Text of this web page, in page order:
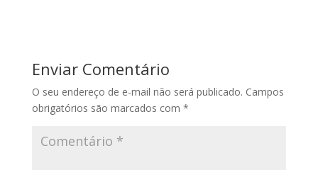
Enviar Comentário
O seu endereço de e-mail não será publicado. Campos
obrigatórios são marcados com *